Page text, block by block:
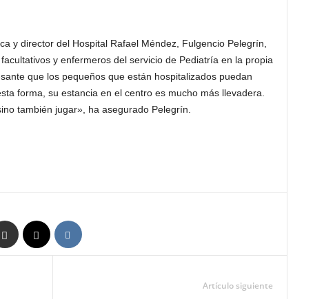
y director del Hospital Rafael Méndez, Fulgencio Pelegrín,
y enfermeros del servicio de Pediatría en la propia
que los pequeños que están hospitalizados puedan
forma, su estancia en el centro es mucho más llevadera.
también jugar», ha asegurado Pelegrín.
Artículo siguiente